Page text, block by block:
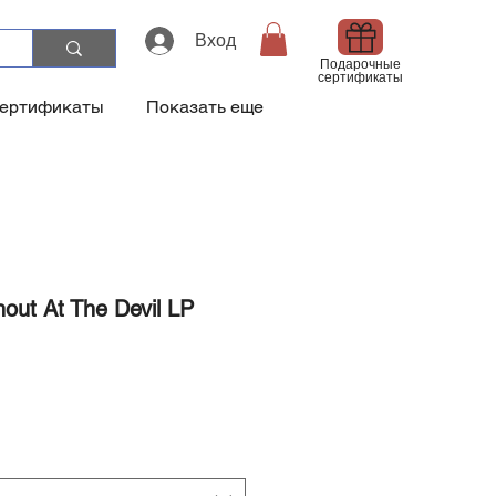
Вход
Подарочные
сертификаты
Показать еще
At The Devil LP